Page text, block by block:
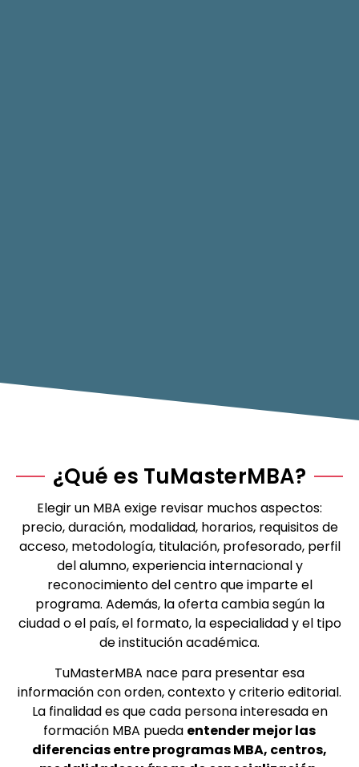
¿Qué es TuMasterMBA?
Elegir un MBA exige revisar muchos aspectos:
precio, duración, modalidad, horarios, requisitos de
acceso, metodología, titulación, profesorado, perfil
del alumno, experiencia internacional y
reconocimiento del centro que imparte el
programa. Además, la oferta cambia según la
ciudad o el país, el formato, la especialidad y el tipo
de institución académica.
TuMasterMBA nace para presentar esa
información con orden, contexto y criterio editorial.
La finalidad es que cada persona interesada en
formación MBA pueda entender mejor las
diferencias entre programas MBA, centros,